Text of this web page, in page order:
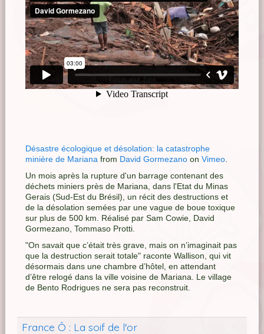
Désastre écologique et désolation: la catastrophe
minière de Mariana from David Gormezanoon Vimeo.
Un mois après la rupture d'un barrage contenant des
déchets miniers près de Mariana, dans l'Etat du Minas
Gerais (Sud-Est du Brésil), un récit des destructions et
de la désolation semées par une vague de boue toxique
sur plus de 500 km. Réalisé par Sam Cowie, David
Gormezano, Tommaso Protti.
"On savait que c’était très grave, mais on n’imaginait pas
que la destruction serait totale" raconte Wallison, qui vit
désormais dans une chambre d’hôtel, en attendant
d’être relogé dans la ville voisine de Mariana. Le village
de Bento Rodrigues ne sera pas reconstruit.
France Ô : La soif de l'or